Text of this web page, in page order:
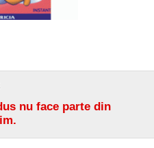
nu face parte din